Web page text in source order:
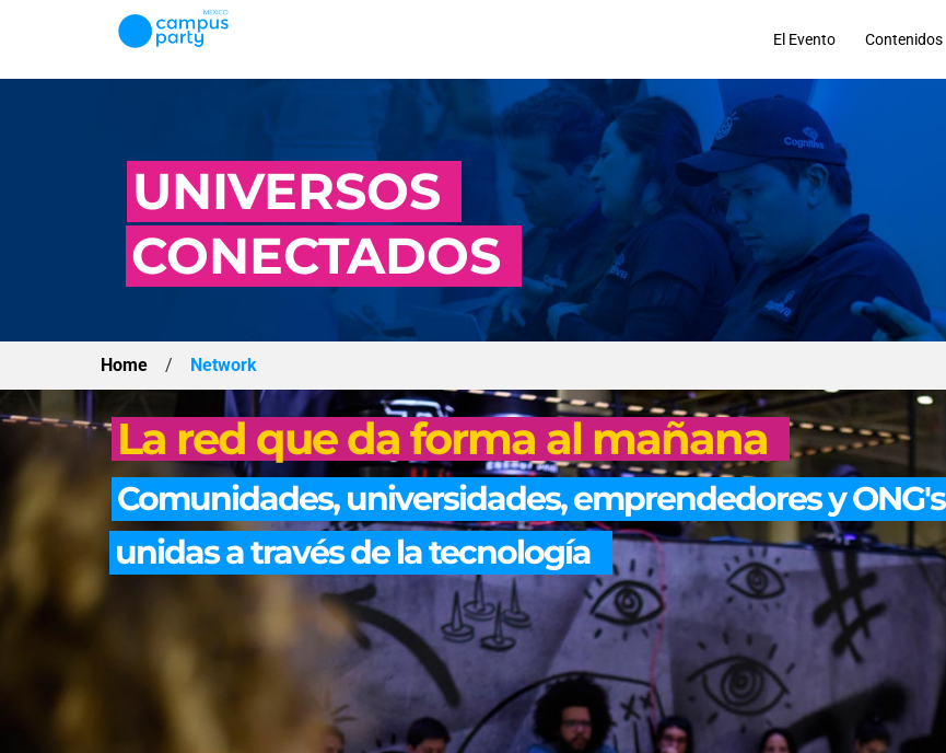
El Evento Contenidos
UNIVERSOS
CONECTADOS
Home / Network
Comunidades, universidades, emprendedores y ONG's
La red que da forma al mañana
unidas a través de la tecnología